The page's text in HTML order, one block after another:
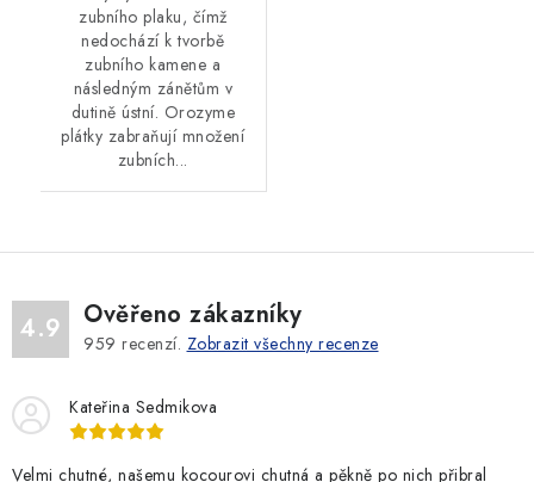
zubního plaku, čímž
nedochází k tvorbě
zubního kamene a
následným zánětům v
dutině ústní. Orozyme
plátky zabraňují množení
zubních...
4.9 Ověřeno zákazníky
959 recenzí. Zobrazit všechny recenze
Kateřina Sedmikova
Velmi chutné, našemu kocourovi chutná a pěkně po nich přibral